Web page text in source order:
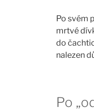
Po svém
mrtvé
do
nalezen
Po